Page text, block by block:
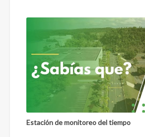
Estación de monitoreo del tiempo